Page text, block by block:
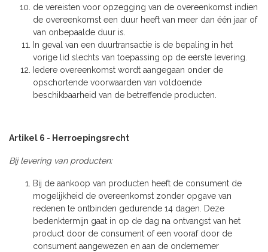
de vereisten voor opzegging van de overeenkomst indien
de overeenkomst een duur heeft van meer dan één jaar of
van onbepaalde duur is.
In geval van een duurtransactie is de bepaling in het
vorige lid slechts van toepassing op de eerste levering.
Iedere overeenkomst wordt aangegaan onder de
opschortende voorwaarden van voldoende
beschikbaarheid van de betreffende producten.
Artikel 6 - Herroepingsrecht
Bij levering van producten:
Bij de aankoop van producten heeft de consument de
mogelijkheid de overeenkomst zonder opgave van
redenen te ontbinden gedurende 14 dagen. Deze
bedenktermijn gaat in op de dag na ontvangst van het
product door de consument of een vooraf door de
consument aangewezen en aan de ondernemer